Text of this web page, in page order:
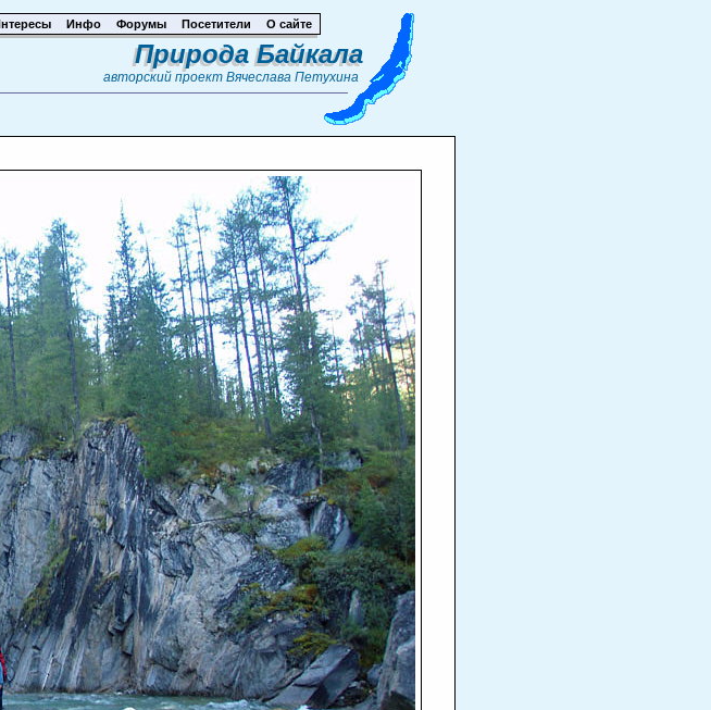
Инфо Форумы Посетители О сайте
Природа Байкала
авторский проект Вячеслава Петухина